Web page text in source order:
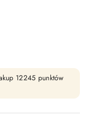
12245 punktów